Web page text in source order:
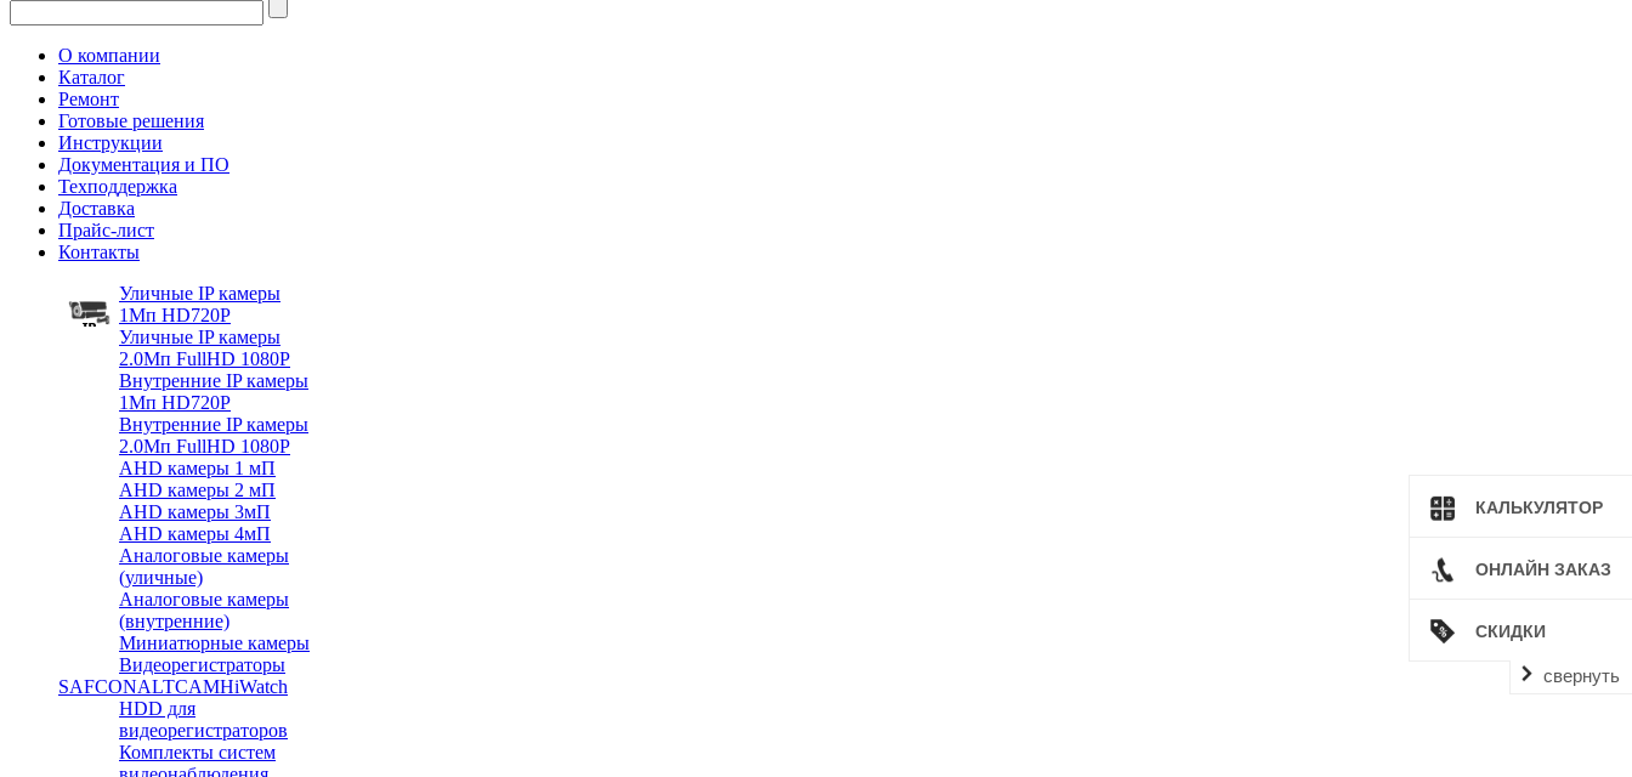
КАЛЬКУЛЯТОР
ОНЛАЙН ЗАКАЗ
СКИДКИ
свернуть
О компании
Каталог
Ремонт
Готовые решения
Инструкции
Документация и ПО
Техподдержка
Доставка
Прайс-лист
Контакты
Уличные IP камеры
1Мп HD720P
Уличные IP камеры
2.0Мп FullHD 1080P
Внутренние IP камеры
1Мп HD720P
Внутренние IP камеры
2.0Мп FullHD 1080P
AHD камеры 1 мП
AHD камеры 2 мП
AHD камеры 3мП
AHD камеры 4мП
Аналоговые камеры
(уличные)
Аналоговые камеры
(внутренние)
Миниатюрные камеры
Видеорегистраторы
SAFCONALTCAMHiWatch
HDD для
видеорегистраторов
Комплекты систем